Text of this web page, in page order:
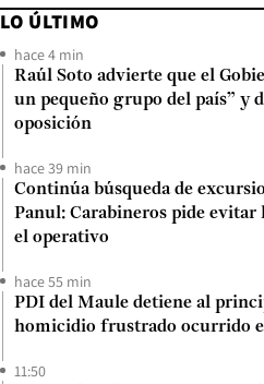
LO ÚLTIMO
hace 4 min
Raúl Soto advierte que el
un pequeño grupo del país” y
oposición
hace 39 min
Continúa búsqueda de
Panul: Carabineros pide evitar
el operativo
hace 55 min
PDI del Maule detiene al
homicidio frustrado ocurrido
11:50